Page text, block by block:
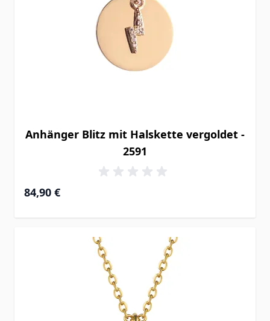
Anhänger Blitz mit Halskette vergoldet -
2591
84,90 €